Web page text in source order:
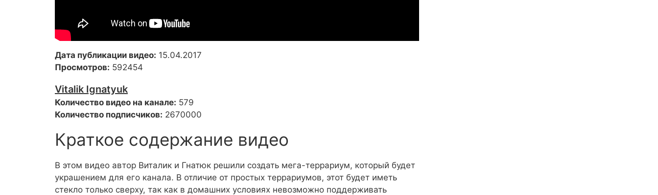
Дата публикации видео: 15.04.2017
Просмотров: 592454
Vitalik Ignatyuk
Количество видео на канале: 579
Количество подписчиков: 2670000
Краткое содержание видео
В этом видео автор Виталик и Гнатюк решили создать мега-террариум, который будет
украшением для его канала. В отличие от простых террариумов, этот будет иметь
стекло только сверху, так как в домашних условиях невозможно поддерживать